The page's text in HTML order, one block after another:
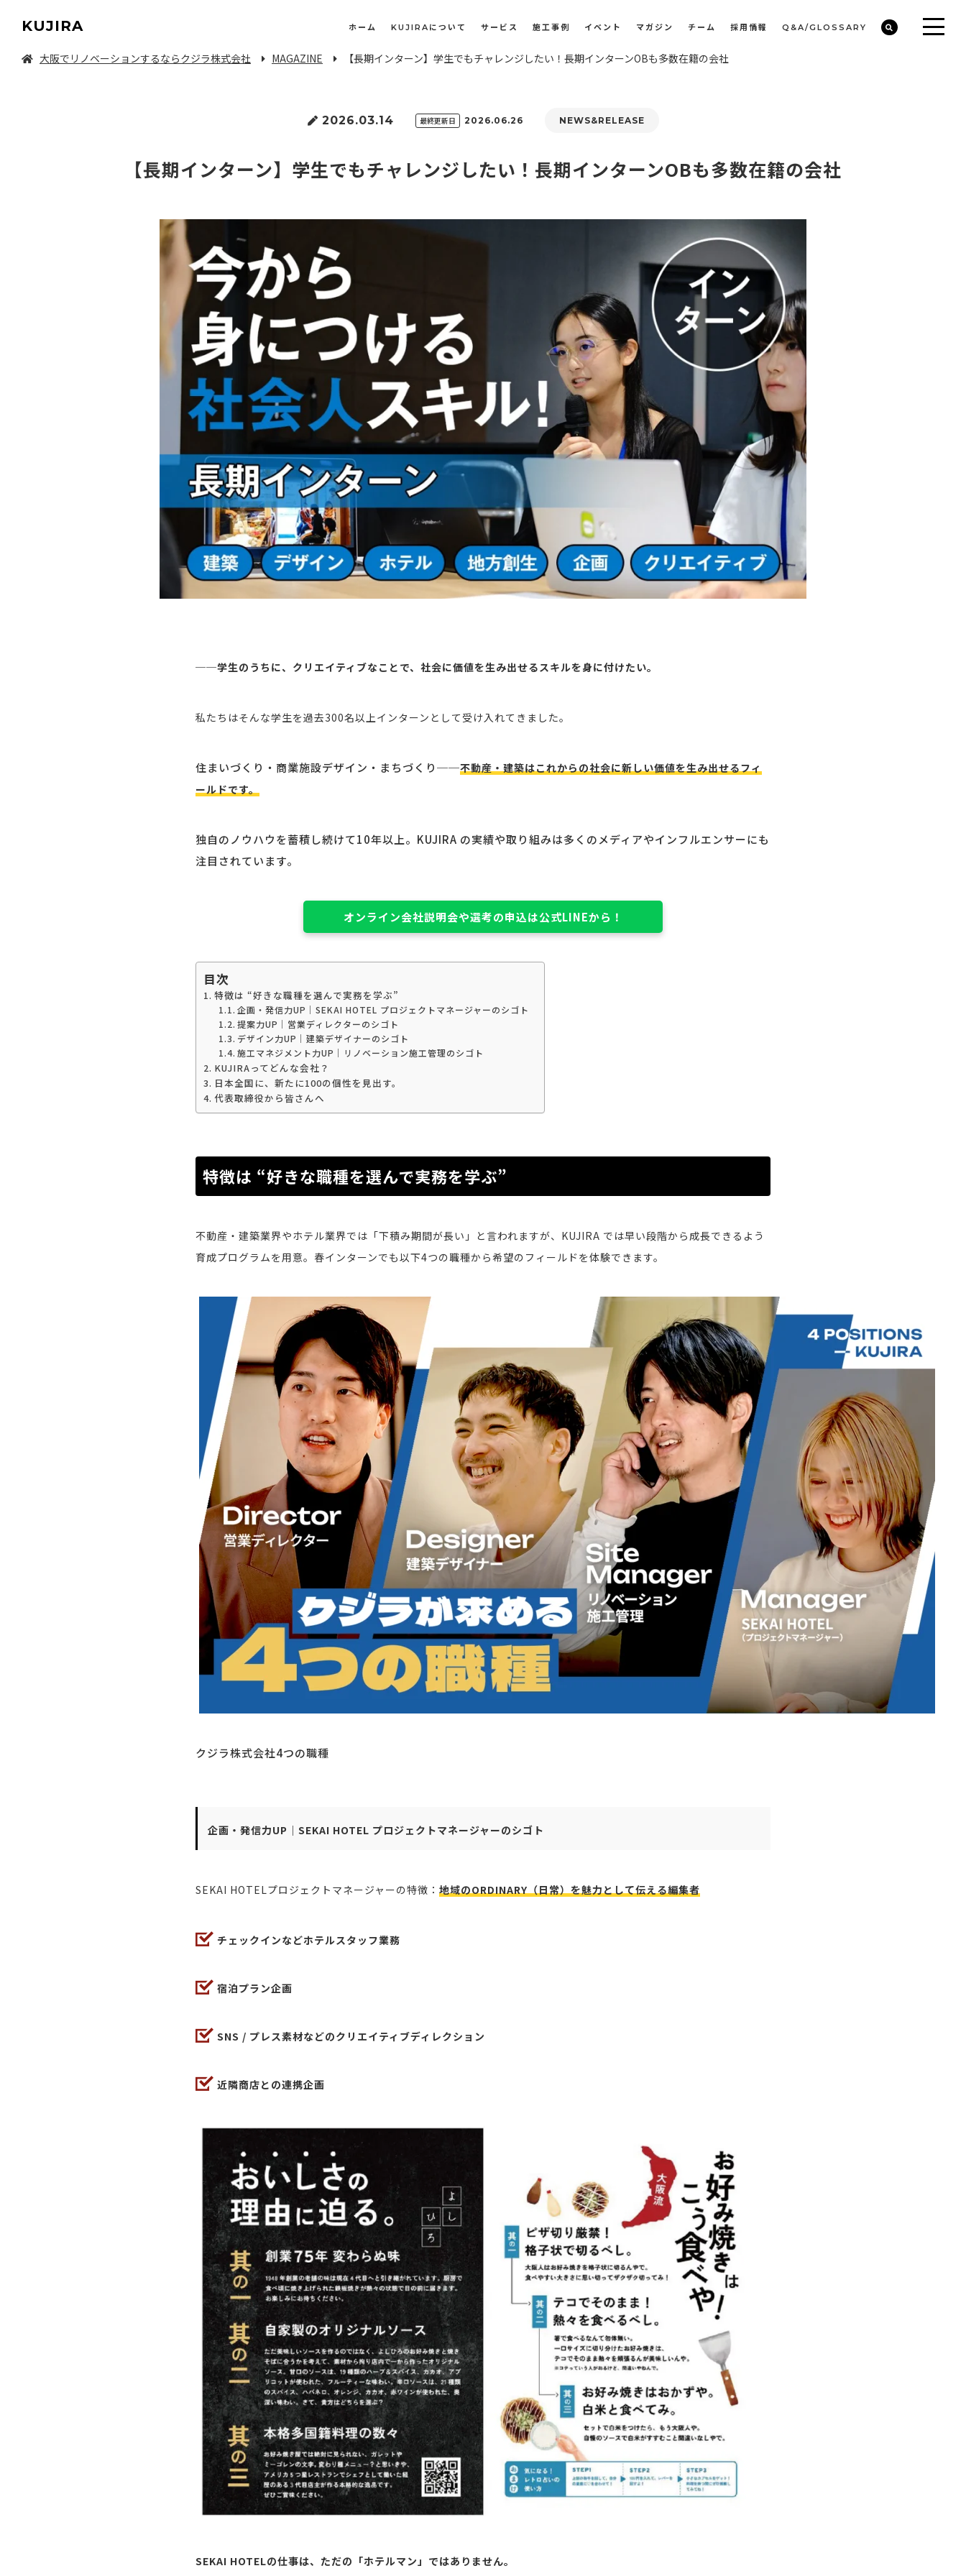
KUJIRA ホーム KUJIRAについて サービス 施工事例 イベント マガジン チーム 採用情報 Q&A/GLOSSARY
大阪でリノベーションするならクジラ株式会社 MAGAZINE 【長期インターン】学生でもチャレンジしたい！長期インターンOBも多数在籍の会社
2026.03.14 最終更新日 2026.06.26 NEWS&RELEASE
【長期インターン】学生でもチャレンジしたい！長期インターンOBも多数在籍の会社
──学生のうちに、クリエイティブなことで、社会に価値を生み出せるスキルを身に付けたい。
私たちはそんな学生を過去300名以上インターンとして受け入れてきました。
住まいづくり・商業施設デザイン・まちづくり──不動産・建築はこれからの社会に新しい価値を生み出せるフィ
ールドです。
独自のノウハウを蓄積し続けて10年以上。KUJIRA の実績や取り組みは多くのメディアやインフルエンサーにも
注目されています。
オンライン会社説明会や選考の申込は公式LINEから！
目次
特徴は “好きな職種を選んで実務を学ぶ”
企画・発信力UP｜SEKAI HOTEL プロジェクトマネージャーのシゴト
提案力UP｜営業ディレクターのシゴト
デザイン力UP｜建築デザイナーのシゴト
施工マネジメント力UP｜リノベーション施工管理のシゴト
KUJIRAってどんな会社？
日本全国に、新たに100の個性を見出す。
代表取締役から皆さんへ
特徴は “好きな職種を選んで実務を学ぶ”
不動産・建築業界やホテル業界では「下積み期間が長い」と言われますが、KUJIRA では早い段階から成長できるよう
育成プログラムを用意。春インターンでも以下4つの職種から希望のフィールドを体験できます。
クジラ株式会社4つの職種
企画・発信力UP｜ SEKAI HOTEL プロジェクトマネージャーのシゴト
SEKAI HOTELプロジェクトマネージャーの特徴： 地域のORDINARY（日常）を魅力として伝える編集者
チェックインなどホテルスタッフ業務
宿泊プラン企画
SNS / プレス素材などのクリエイティブディレクション
近隣商店との連携企画
SEKAI HOTELの仕事は、ただの「ホテルマン」ではありません。